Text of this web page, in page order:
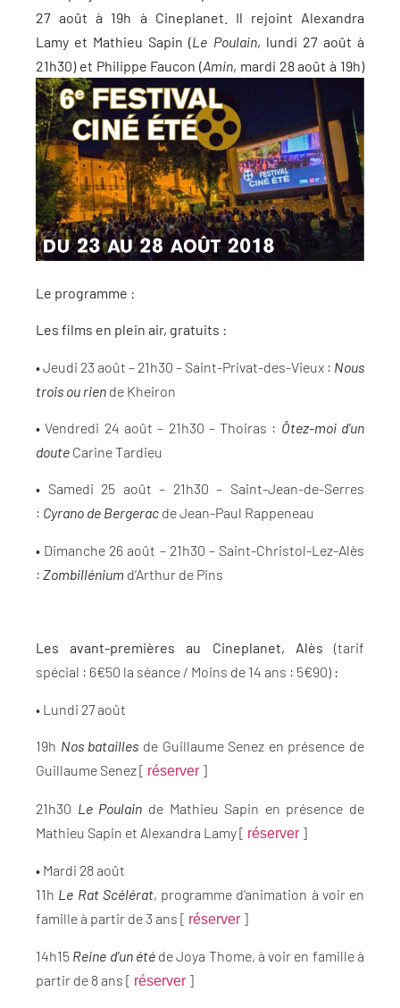
27 août à 19h à Cineplanet. Il rejoint Alexandra
Lamy et Mathieu Sapin (Le Poulain, lundi 27 août à
21h30) et Philippe Faucon (Amin, mardi 28 août à 19h)
Le programme :
Les films en plein air, gratuits :
•Jeudi 23 août – 21h30 – Saint-Privat-des-Vieux : Nous
trois ou rien de Kheiron
• Vendredi 24 août – 21h30 – Thoiras : Ôtez-moi d’un
doute Carine Tardieu
• Samedi 25 août – 21h30 – Saint-Jean-de-Serres
: Cyrano de Bergerac de Jean-Paul Rappeneau
• Dimanche 26 août – 21h30 – Saint-Christol-Lez-Alès
: Zombillénium d’Arthur de Pins
Les avant-premières au Cineplanet, Alès (tarif
spécial : 6€50 la séance / Moins de 14 ans : 5€90) :
• Lundi 27 août
19h Nos batailles de Guillaume Senez en présence de
Guillaume Senez [ réserver ]
21h30 Le Poulain de Mathieu Sapin en présence de
Mathieu Sapin et Alexandra Lamy [ réserver ]
• Mardi 28 août
11h Le Rat Scélérat, programme d’animation à voir en
famille à partir de 3 ans [ réserver ]
14h15 Reine d’un étéde Joya Thome, à voir en famille à
partir de 8 ans [ réserver ]